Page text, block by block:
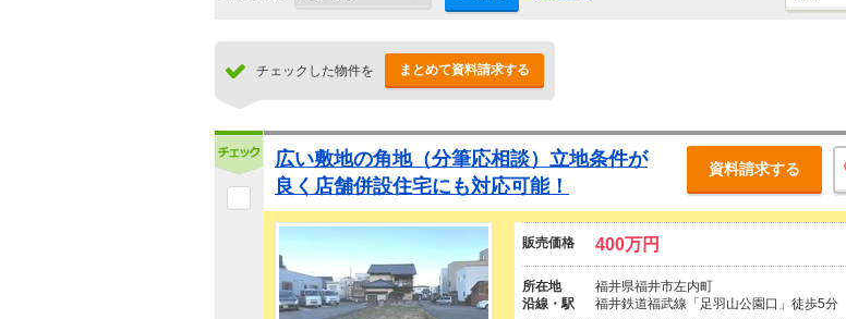
チェックした物件を まとめて資料請求する
広い敷地の角地（分筆応相談）立地条件が
良く店舗併設住宅にも対応可能！
資料請求する
販売価格 400万円
所在地
福井県福井市左内町
沿線・駅
福井鉄道福武線「足羽山公園口」徒歩5分